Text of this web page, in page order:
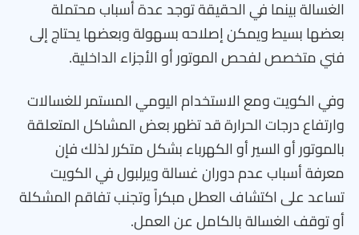
الغسالة بينما في الحقيقة توجد عدة أسباب محتملة
بعضها بسيط ويمكن إصلاحه بسهولة وبعضها يحتاج إلى
فني متخصص لفحص الموتور أو الأجزاء الداخلية.
وفي الكويت ومع الاستخدام اليومي المستمر للغسالات
وارتفاع درجات الحرارة قد تظهر بعض المشاكل المتعلقة
بالموتور أو السير أو الكهرباء بشكل متكرر لذلك فإن
معرفة أسباب عدم دوران غسالة ويرلبول في الكويت
تساعد على اكتشاف العطل مبكراً وتجنب تفاقم المشكلة
أو توقف الغسالة بالكامل عن العمل.